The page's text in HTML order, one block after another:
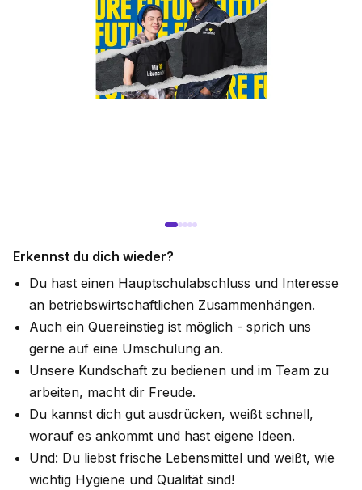
Erkennst du dich wieder?
Du hast einen Hauptschulabschluss und Interesse
an betriebswirtschaftlichen Zusammenhängen.
Auch ein Quereinstieg ist möglich - sprich uns
gerne auf eine Umschulung an.
Unsere Kundschaft zu bedienen und im Team zu
arbeiten, macht dir Freude.
Du kannst dich gut ausdrücken, weißt schnell,
worauf es ankommt und hast eigene Ideen.
Und: Du liebst frische Lebensmittel und weißt, wie
wichtig Hygiene und Qualität sind!